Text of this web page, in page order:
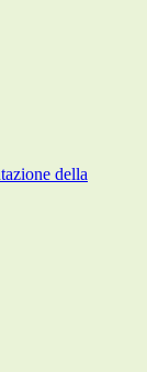
della